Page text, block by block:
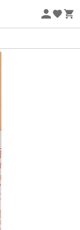
2 producten* met
boswandeling
aandacht als
de
ontworpen om uw